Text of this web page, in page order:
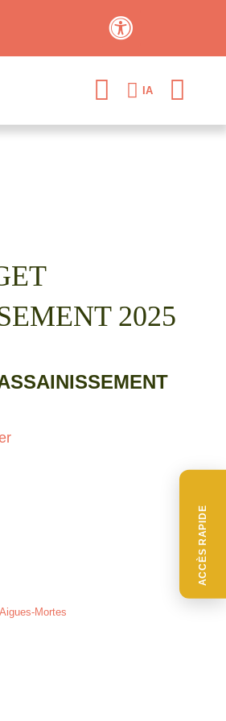
ACCÈS RAPIDE
IA
2025
Mortes